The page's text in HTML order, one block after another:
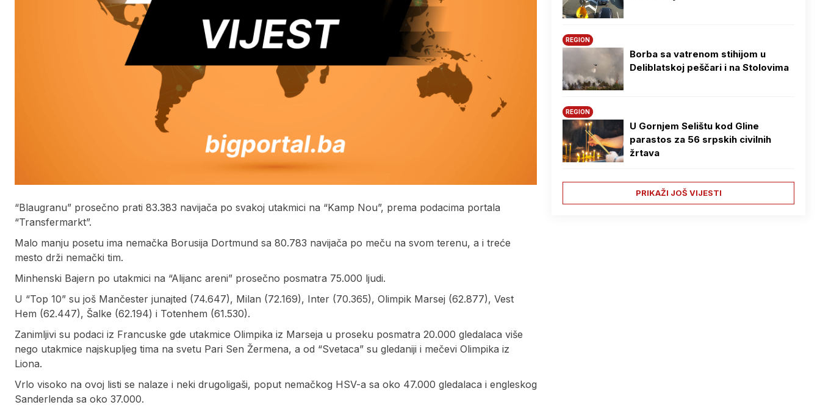
“Blaugranu” prosečno prati 83.383 navijača po svakoj utakmici na “Kamp Nou”, prema podacima portala
“Transfermarkt”.
Malo manju posetu ima nemačka Borusija Dortmund sa 80.783 navijača po meču na svom terenu, a i treće
mesto drži nemački tim.
Minhenski Bajern po utakmici na “Alijanc areni” prosečno posmatra 75.000 ljudi.
U “Top 10” su još Mančester junajted (74.647), Milan (72.169), Inter (70.365), Olimpik Marsej (62.877), Vest
Hem (62.447), Šalke (62.194) i Totenhem (61.530).
Zanimljivi su podaci iz Francuske gde utakmice Olimpika iz Marseja u proseku posmatra 20.000 gledalaca više
nego utakmice najskupljeg tima na svetu Pari Sen Žermena, a od “Svetaca” su gledaniji i mečevi Olimpika iz
Liona.
Vrlo visoko na ovoj listi se nalaze i neki drugoligaši, poput nemačkog HSV-a sa oko 47.000 gledalaca i engleskog
Sanderlenda sa oko 37.000.
REGION
Borba sa vatrenom stihijom u
Deliblatskoj peščari i na Stolovima
REGION
U Gornjem Selištu kod Gline
parastos za 56 srpskih civilnih
žrtava
PRIKAŽI JOŠ VIJESTI